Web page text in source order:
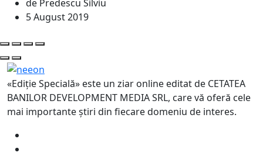
de Predescu Silviu
5 August 2019
«Ediție Specială» este un ziar online editat de CETATEA
BANILOR DEVELOPMENT MEDIA SRL, care vă oferă cele
mai importante știri din fiecare domeniu de interes.